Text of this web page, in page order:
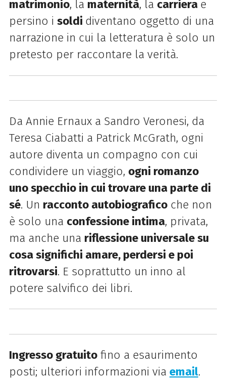
matrimonio, la maternità, la carriera e
persino i soldi diventano oggetto di una
narrazione in cui la letteratura è solo un
pretesto per raccontare la verità.
Da Annie Ernaux a Sandro Veronesi, da
Teresa Ciabatti a Patrick McGrath, ogni
autore diventa un compagno con cui
condividere un viaggio, ogni romanzo
uno specchio in cui trovare una parte di
sé. Un racconto autobiograficoche non
è solo una confessione intima, privata,
ma anche una riflessione universale su
cosa significhi amare, perdersi e poi
ritrovarsi. E soprattutto un inno al
potere salvifico dei libri.
Ingresso gratuitofino a esaurimento
posti; ulteriori informazioni via email.